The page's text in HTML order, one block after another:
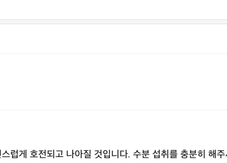
럽게 호전되고 나아질 것입니다. 수분 섭취를 충분히 해